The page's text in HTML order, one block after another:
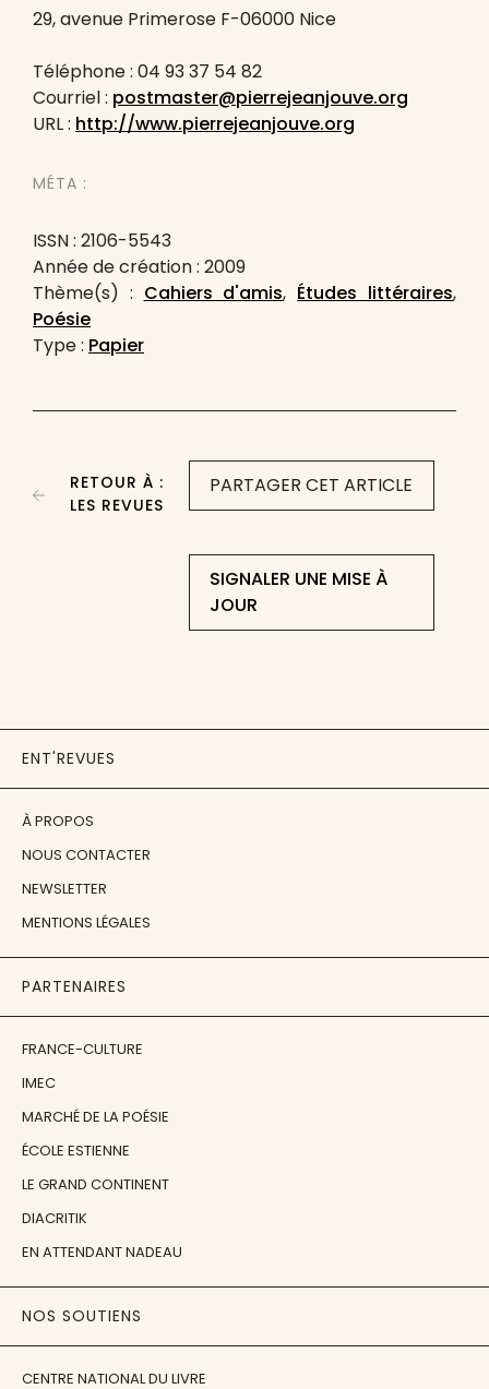
29, avenue Primerose F-06000 Nice
Téléphone : 04 93 37 54 82
Courriel : postmaster@pierrejeanjouve.org
URL : http://www.pierrejeanjouve.org
MÉTA :
ISSN : 2106-5543
Année de création : 2009
Thème(s) : Cahiers d'amis, Études littéraires,
Poésie
Type : Papier
PARTAGER CET ARTICLE
SIGNALER UNE MISE À
JOUR
RETOUR À :
LES REVUES
ENT'REVUES
À PROPOS
NOUS CONTACTER
NEWSLETTER
MENTIONS LÉGALES
PARTENAIRES
FRANCE-CULTURE
IMEC
MARCHÉ DE LA POÉSIE
ÉCOLE ESTIENNE
LE GRAND CONTINENT
DIACRITIK
EN ATTENDANT NADEAU
NOS SOUTIENS
CENTRE NATIONAL DU LIVRE